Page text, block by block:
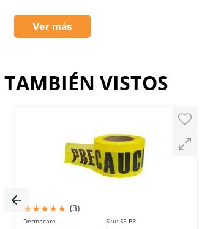
Dirección de email
Escribe un comentario
Enviar comentario
Compraba el mismo en un lugar más caro
★★★★★
Buen producto
Es de buena calidad
Ver más
TAMBIÉN VISTOS
★★★★★ (3)
Dermacare Sku: SE-PR